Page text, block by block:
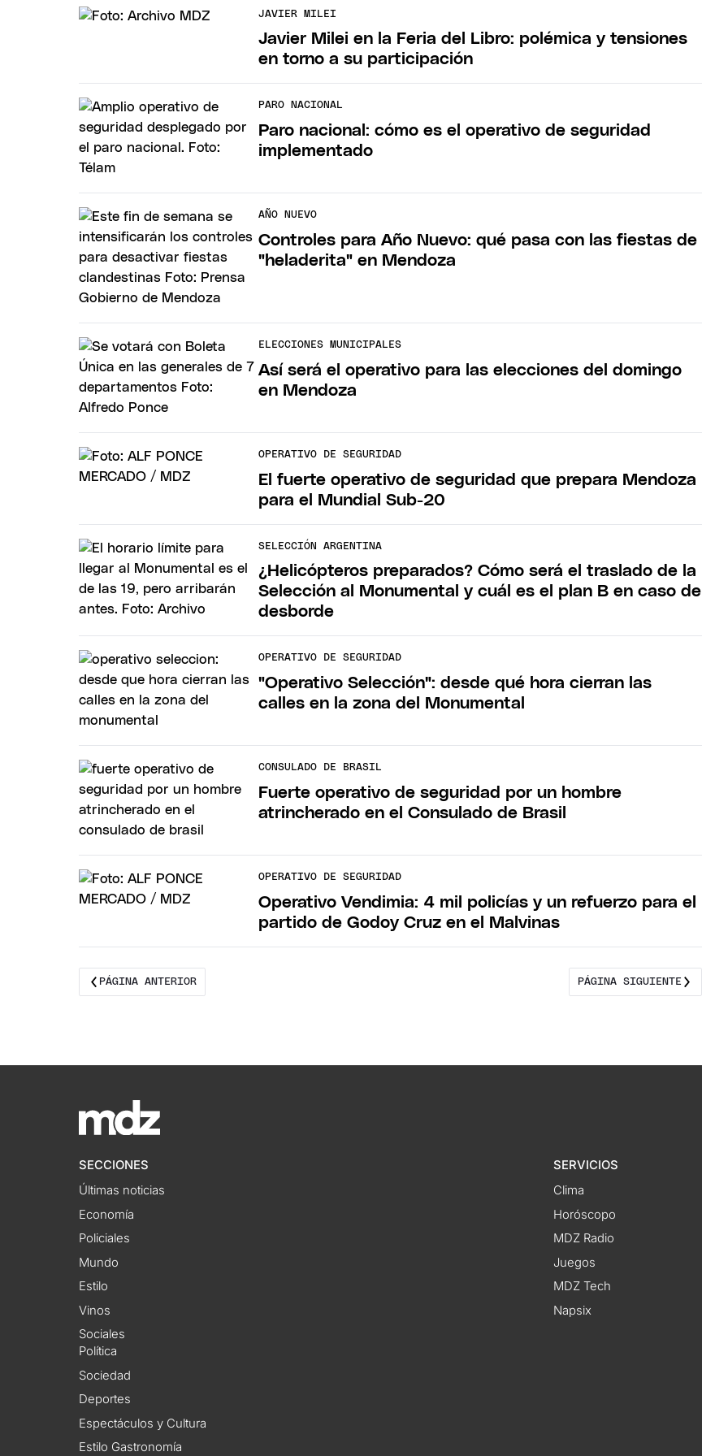
JAVIER MILEI
Javier Milei en la Feria del Libro: polémica y tensiones
en torno a su participación
PARO NACIONAL
Paro nacional: cómo es el operativo de seguridad
implementado
AÑO NUEVO
Controles para Año Nuevo: qué pasa con las fiestas de
"heladerita" en Mendoza
ELECCIONES MUNICIPALES
Así será el operativo para las elecciones del domingo
en Mendoza
OPERATIVO DE SEGURIDAD
El fuerte operativo de seguridad que prepara Mendoza
para el Mundial Sub-20
SELECCIÓN ARGENTINA
¿Helicópteros preparados? Cómo será el traslado de la
Selección al Monumental y cuál es el plan B en caso de
desborde
OPERATIVO DE SEGURIDAD
"Operativo Selección": desde qué hora cierran las
calles en la zona del Monumental
CONSULADO DE BRASIL
Fuerte operativo de seguridad por un hombre
atrincherado en el Consulado de Brasil
OPERATIVO DE SEGURIDAD
Operativo Vendimia: 4 mil policías y un refuerzo para el
partido de Godoy Cruz en el Malvinas
PÁGINA ANTERIOR PÁGINA SIGUIENTE
SECCIONES
Últimas noticias
Economía
Policiales
Mundo
Estilo
Vinos
Sociales
Política
Sociedad
Deportes
Espectáculos y Cultura
Estilo Gastronomía
SERVICIOS
Clima
Horóscopo
MDZ Radio
Juegos
MDZ Tech
Napsix